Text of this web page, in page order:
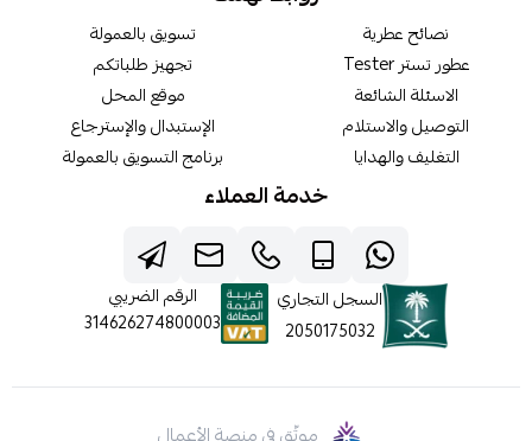
نصائح عطرية
عطور تستر Tester
الاسئلة الشائعة
التوصيل والاستلام
التغليف والهدايا
تسويق بالعمولة
تجهيز طلباتكم
موقع المحل
الإستبدال والإسترجاع
برنامج التسويق بالعمولة
خدمة العملاء
السجل التجاري
2050175032
الرقم الضريبي
314626274800003